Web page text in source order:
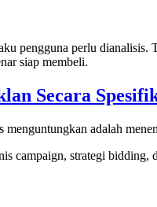
pengguna perlu dianalisis.
siap membeli.
Secara
adalah
campaign, strategi